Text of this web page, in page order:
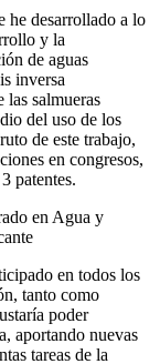
he desarrollado a lo
y la
de aguas
inversa
las salmueras
del uso de los
de este trabajo,
en congresos,
patentes.
en Agua y
en todos los
tanto como
poder
aportando nuevas
tareas de la